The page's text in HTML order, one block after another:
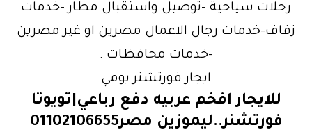
رحلات سياحية -توصيل واستقبال مطار -خدمات
زفاف-خدمات رجال الاعمال مصرين او غير مصرين
-خدمات محافظات .
ايجار فورتشنر يومي
للايجار افخم عربيه دفع رباعي|تويوتا
فورتشنر..ليموزين مصر01102106655